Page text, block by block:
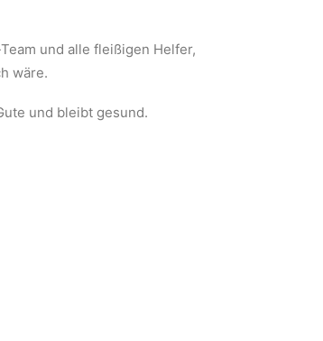
und alle fleißigen Helfer,
wäre.
und bleibt gesund.